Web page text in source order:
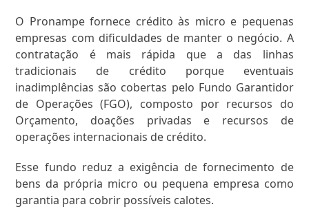
O Pronampe fornece crédito às micro e pequenas
empresas com dificuldades de manter o negócio. A
contratação é mais rápida que a das linhas
tradicionais de crédito porque eventuais
inadimplências são cobertas pelo Fundo Garantidor
de Operações (FGO), composto por recursos do
Orçamento, doações privadas e recursos de
operações internacionais de crédito.
Esse fundo reduz a exigência de fornecimento de
bens da própria micro ou pequena empresa como
garantia para cobrir possíveis calotes.